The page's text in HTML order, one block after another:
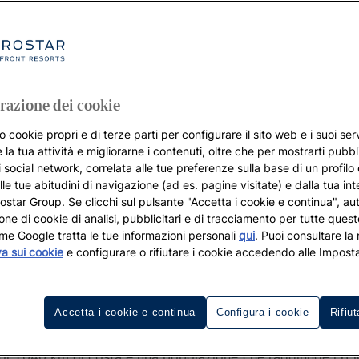
in prima linea sul mare a
del mar Egeo: la fotogenica
. Ricca di
dei cookie
cookie propri e di terze parti per configurare il sito web e i suoi
la tua attività e migliorarne i contenuti, oltre che per mostrarti
social network, correlata alle tue preferenze sulla base di un profilo
tue abitudini di navigazione (ad es. pagine visitate) e dalla tua
Group. Se clicchi sul pulsante "Accetta i cookie e continua",
di cookie di analisi, pubblicitari e di tracciamento per tutte
Google tratta le tue informazioni personali qui. Puoi consultare la
sui cookie e configurare o rifiutare i cookie accedendo alle
Configura i cookie
Accetta i cookie e continua